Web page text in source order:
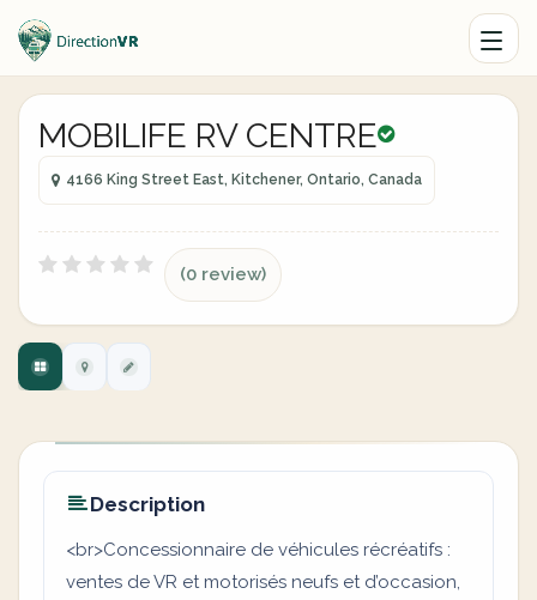
MOBILIFE RV CENTRE
4166 King Street East, Kitchener, Ontario, Canada
(0 review)
Description
<br>Concessionnaire de véhicules récréatifs :
ventes de VR et motorisés neufs et d’occasion,